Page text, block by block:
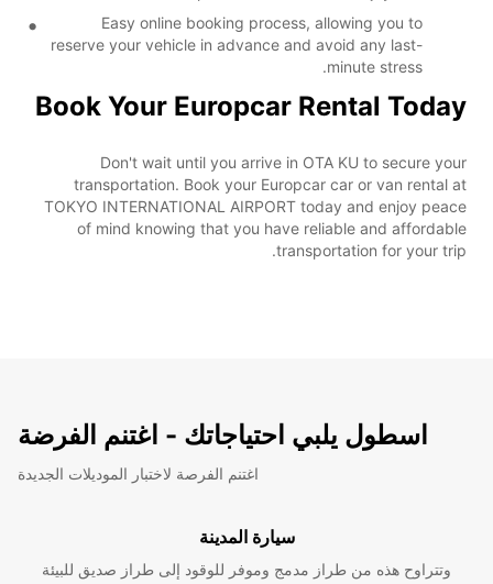
Easy online booking process, allowing you to
reserve your vehicle in advance and avoid any last-
minute stress.
Book Your Europcar Rental Today
Don't wait until you arrive in OTA KU to secure your
transportation. Book your Europcar car or van rental at
TOKYO INTERNATIONAL AIRPORT today and enjoy peace
of mind knowing that you have reliable and affordable
transportation for your trip.
اسطول يلبي احتياجاتك - اغتنم الفرضة
اغتنم الفرصة لاختبار الموديلات الجديدة
سيارة المدينة
وتتراوح هذه من طراز مدمج وموفر للوقود إلى طراز صديق للبيئة